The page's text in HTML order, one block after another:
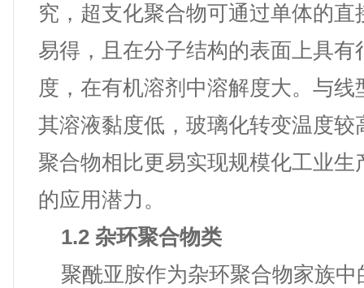
究，超支化聚合物可通过单体的直
易得，且在分子结构的表面上具有
度，在有机溶剂中溶解度大。与线
其溶液黏度低，玻璃化转变温度较
聚合物相比更易实现规模化工业生
的应用潜力。
1.2 杂环聚合物类
聚酰亚胺作为杂环聚合物家族中